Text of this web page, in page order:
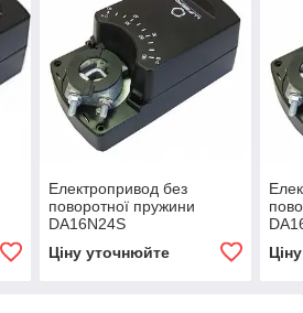
Електропривод без
поворотної пружини
DA16N24S
Ціну уточнюйте